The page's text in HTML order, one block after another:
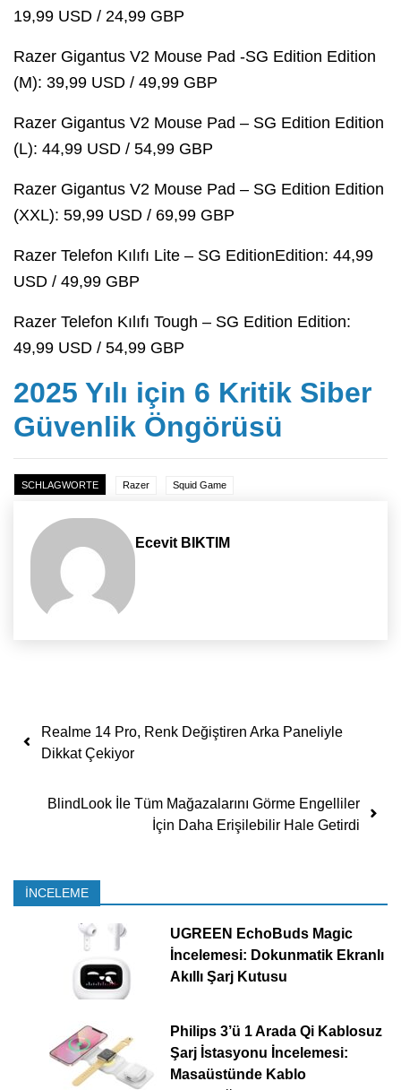
19,99 USD / 24,99 GBP
Razer Gigantus V2 Mouse Pad -SG Edition Edition
(M): 39,99 USD / 49,99 GBP
Razer Gigantus V2 Mouse Pad – SG Edition Edition
(L): 44,99 USD / 54,99 GBP
Razer Gigantus V2 Mouse Pad – SG Edition Edition
(XXL): 59,99 USD / 69,99 GBP
Razer Telefon Kılıfı Lite – SG EditionEdition: 44,99
USD / 49,99 GBP
Razer Telefon Kılıfı Tough – SG Edition Edition:
49,99 USD / 54,99 GBP
2025 Yılı için 6 Kritik Siber
Güvenlik Öngörüsü
SCHLAGWORTE Razer Squid Game
Ecevit BIKTIM
Yazı dolaşımı
Realme 14 Pro, Renk Değiştiren Arka Paneliyle
Dikkat Çekiyor
BlindLook İle Tüm Mağazalarını Görme Engelliler
İçin Daha Erişilebilir Hale Getirdi
İNCELEME
UGREEN EchoBuds Magic
İncelemesi: Dokunmatik Ekranlı
Akıllı Şarj Kutusu
Philips 3’ü 1 Arada Qi Kablosuz
Şarj İstasyonu İncelemesi:
Masaüstünde Kablo